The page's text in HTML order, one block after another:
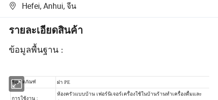
Hefei, Anhui, จีน
รายละเอียดสินค้า
ข้อมูลพื้นฐาน :